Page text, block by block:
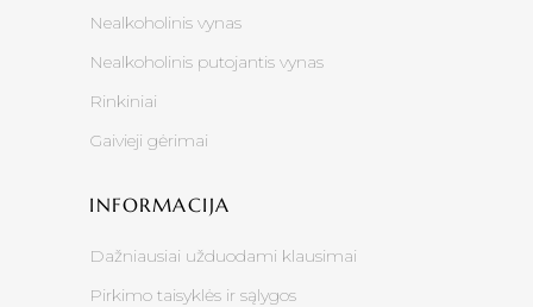
Nealkoholinis vynas
Nealkoholinis putojantis vynas
Rinkiniai
Gaivieji gėrimai
INFORMACIJA
Dažniausiai užduodami klausimai
Pirkimo taisyklės ir sąlygos